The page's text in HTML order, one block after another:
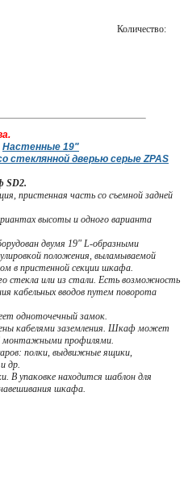
Количество:
Настенные 19"
дверью серые ZPAS
SD2.
пристенная часть со съемной задней
высоты и одного варианта
двумя 19" L-образными
положения, выламываемой
в пристенной секции шкафа.
стекла или из стали. Есть возможность
кабельных вводов путем поворота
одноточечный замок.
кабелями заземления. Шкаф может
монтажными профилями.
полки, выдвижные ящики,
др.
В упаковке находится шаблон для
шкафа.